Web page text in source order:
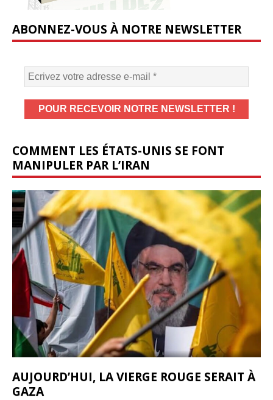
ABONNEZ-VOUS À NOTRE NEWSLETTER
COMMENT LES ÉTATS-UNIS SE FONT
MANIPULER PAR L’IRAN
AUJOURD’HUI, LA VIERGE ROUGE SERAIT À
GAZA